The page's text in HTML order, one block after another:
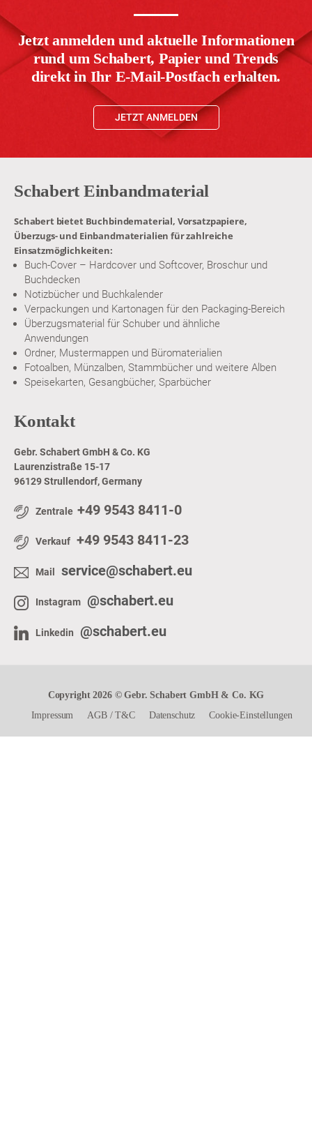
Jetzt anmelden und aktuelle Informationen
rund um Schabert, Papier und Trends
direkt in Ihr E-Mail-Postfach erhalten.
JETZT ANMELDEN
Schabert Einbandmaterial
Schabert bietet Buchbindematerial, Vorsatzpapiere,
Überzugs- und Einbandmaterialien für zahlreiche
Einsatzmöglichkeiten:
Buch-Cover – Hardcover und Softcover, Broschur und
Buchdecken
Notizbücher und Buchkalender
Verpackungen und Kartonagen für den Packaging-Bereich
Überzugsmaterial für Schuber und ähnliche
Anwendungen
Ordner, Mustermappen und Büromaterialien
Fotoalben, Münzalben, Stammbücher und weitere Alben
Speisekarten, Gesangbücher, Sparbücher
Kontakt
Gebr. Schabert GmbH & Co. KG
Laurenzistraße 15-17
96129 Strullendorf, Germany
Zentrale +49 9543 8411-0
Verkauf +49 9543 8411-23
Mail service@schabert.eu
Instagram @schabert.eu
Linkedin @schabert.eu
Copyright 2026 © Gebr. Schabert GmbH & Co. KG
Impressum
AGB/T&C Datenschutz Cookie-Einstellungen